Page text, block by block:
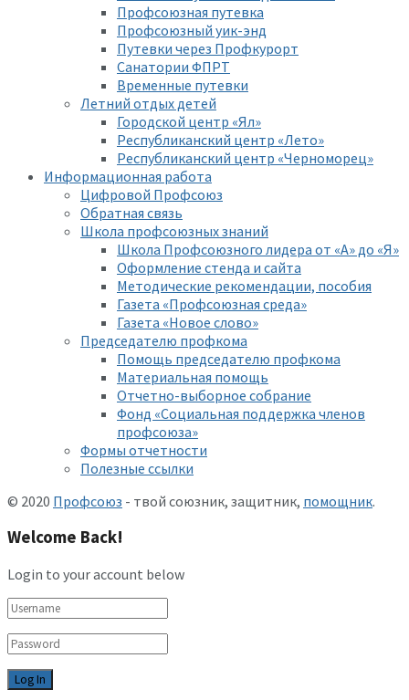
Профсоюзная путевка
Профсоюзный уик-энд
Путевки через Профкурорт
Санатории ФПРТ
Временные путевки
Летний отдых детей
Городской центр «Ял»
Республиканский центр «Лето»
Республиканский центр «Черноморец»
Информационная работа
Цифровой Профсоюз
Обратная связь
Школа профсоюзных знаний
Школа Профсоюзного лидера от «А» до «Я»
Оформление стенда и сайта
Методические рекомендации, пособия
Газета «Профсоюзная среда»
Газета «Новое слово»
Председателю профкома
Помощь председателю профкома
Материальная помощь
Отчетно-выборное собрание
Фонд «Социальная поддержка членов
профсоюза»
Формы отчетности
Полезные ссылки
© 2020 Профсоюз - твой союзник, защитник, помощник.
Welcome Back!
Login to your account below